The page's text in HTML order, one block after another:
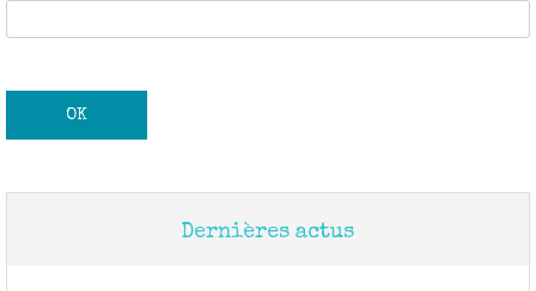
Dernières actus